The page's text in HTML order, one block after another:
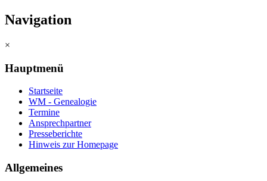
Navigation
×
Hauptmenü
Startseite
WM - Genealogie
Termine
Ansprechpartner
Presseberichte
Hinweis zur Homepage
Allgemeines